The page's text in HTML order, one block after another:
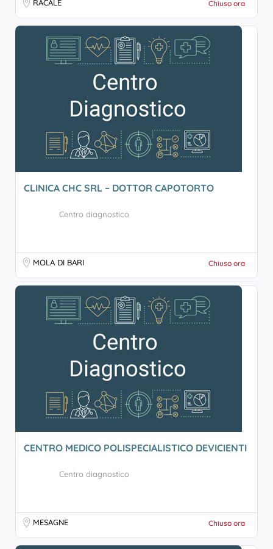
RACALE Chiuso ora
CLINICA CHC SRL – DOTTOR CAPOTORTO
Centro diagnostico
MOLA DI BARI Chiuso ora
CENTRO MEDICO POLISPECIALISTICO DEVICIENTI
Centro diagnostico
MESAGNE Chiuso ora